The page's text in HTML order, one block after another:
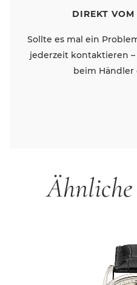
DIREKT VOM
Sollte es mal ein
jederzeit kontaktieren
beim